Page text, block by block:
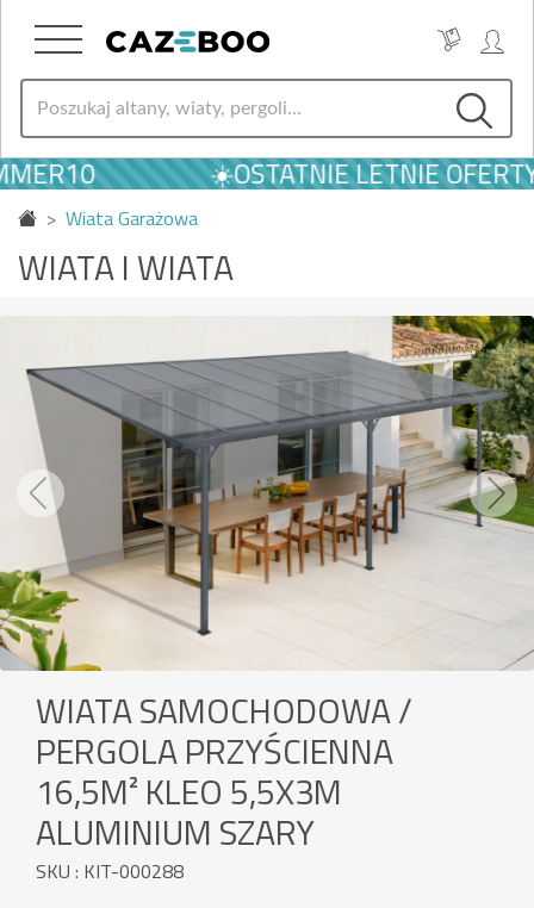
☀️OSTATNIE LETNIE OFERTY | -
Wiata Garażowa
WIATA I WIATA
Previous Next
WIATA SAMOCHODOWA /
PERGOLA PRZYŚCIENNA
16,5M² KLEO 5,5X3M
ALUMINIUM SZARY
SKU : KIT-000288